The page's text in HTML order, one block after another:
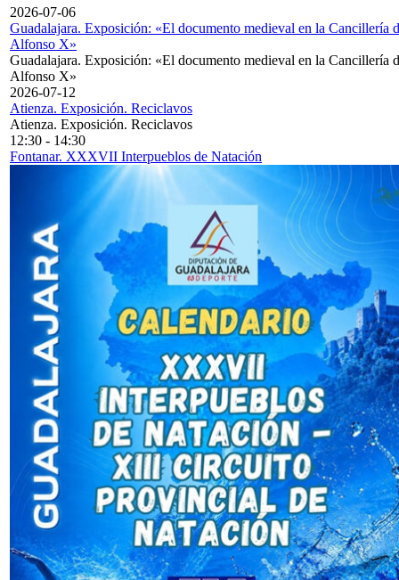
2026-07-06
Guadalajara. Exposición: «El documento medieval en la Cancillería
Alfonso X»
Guadalajara. Exposición: «El documento medieval en la Cancillería
Alfonso X»
2026-07-12
Atienza. Exposición. Reciclavos
Atienza. Exposición. Reciclavos
12:30 - 14:30
Fontanar. XXXVII Interpueblos de Natación